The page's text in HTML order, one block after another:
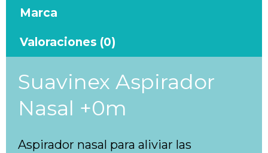
Marca
Valoraciones (0)
Suavinex Aspirador
Nasal +0m
Aspirador nasal para aliviar las